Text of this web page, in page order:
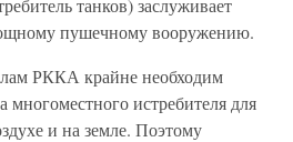
пушечному вооружению.
РККА крайне необходим
истребителя для
и на земле. Поэтому